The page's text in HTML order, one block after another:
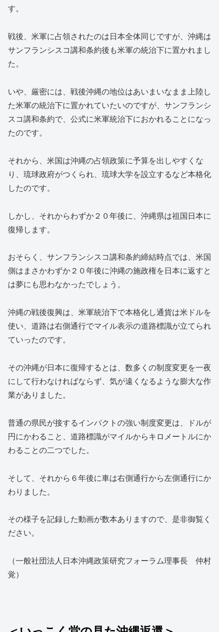
す。
戦後、米軍に占領されたのは日本全体同じですが、沖縄は
サンフランシスコ講和条約後も米軍の統治下に置かれまし
た。
いや、厳密には、戦後沖縄の地位はあいまいなまま上陸し
た米軍の統治下に置かれていたいのですが、サンフランシ
スコ講和条約で、公式に米軍統治下におかれることになっ
たのです。
それから、米国は沖縄の占領政策に予算を出しやすくな
り、琉球政府がつくられ、琉球大学を設立するなど本格化
したのです。
しかし、それからわずか２０年後に、沖縄県は祖国日本に
復帰します。
おそらく、サンフランシスコ講和条約締結時点では、米国
側はまさかわずか２０年後に沖縄の施政権を日本に返すと
は夢にも思わなかったでしょう。
沖縄の戦後復興は、米軍統治下で本格化し通貨は米ドルを
使い、道路は右側通行でマイル表示の道路標識が立てられ
ていったのです。
その沖縄が日本に復帰するとは、数多くの制度変更を一夜
にして行わなければならず、気が遠くなるような膨大な作
業がありました。
普通の県民が接するインパクトの強い制度変更は、ドルが
円にかわること、道路標識がマイルからキロメートルにか
わることの二つでした。
そして、それから６年後に車は右側通行から左側通行にか
わりました。
その様子を記録した動画が数本ありますので、是非御覧く
ださい。
（一般社団法人日本沖縄政策研究フォーラム理事長 仲村
覚）